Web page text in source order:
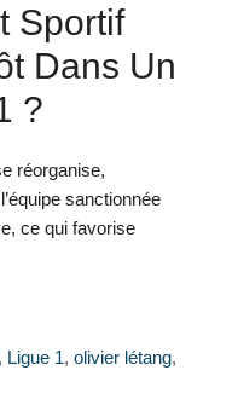
Sportif
Dans Un
?
réorganise,
sanctionnée
ce qui favorise
, Ligue 1, olivier létang,